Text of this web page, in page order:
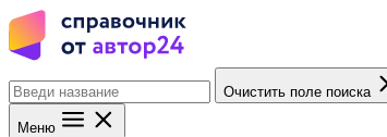
Очистить поле поиска
Меню